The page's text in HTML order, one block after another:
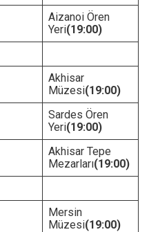
Aizanoi Ören
Yeri(19:00)
Akhisar
Müzesi(19:00)
Sardes Ören
Yeri(19:00)
Akhisar Tepe
Mezarları(19:00)
Mersin
Müzesi(19:00)